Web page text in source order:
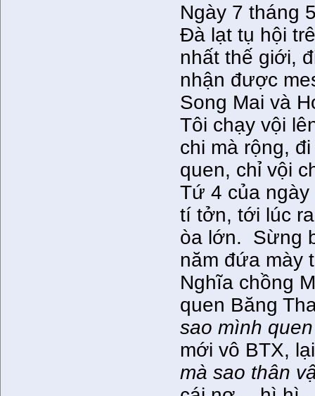
Ngày 7 tháng
Đà lạt tụ hội
nhất thế giới,
nhận được
Song Mai và
Tôi chạy vội
chi mà rộng,
quen, chỉ vội
Tứ 4 của
tí tởn, tới lúc
òa lớn. Sừng
năm đứa mày
Nghĩa chồng
quen Băng
sao mình
mới vô BTX,
mà sao thân